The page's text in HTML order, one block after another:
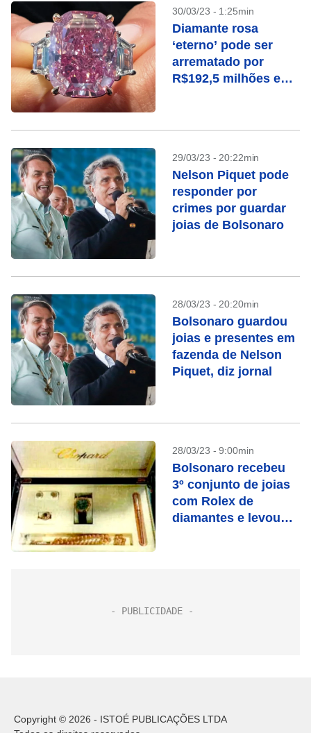
30/03/23 - 1:25min
Diamante rosa
‘eterno’ pode ser
arrematado por
R$192,5 milhões em
29/03/23 - 20:22min
Nelson Piquet pode
responder por
crimes por guardar
joias de Bolsonaro
28/03/23 - 20:20min
Bolsonaro guardou
joias e presentes em
fazenda de Nelson
Piquet, diz jornal
28/03/23 - 9:00min
Bolsonaro recebeu
3º conjunto de joias
com Rolex de
diamantes e levou
Copyright © 2026 - ISTOÉ PUBLICAÇÕES LTDA